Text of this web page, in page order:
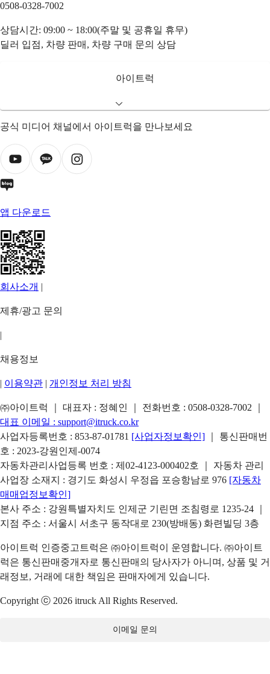
0508-0328-7002
상담시간: 09:00 ~ 18:00(주말 및 공휴일 휴무)
딜러 입점, 차량 판매, 차량 구매 문의 상담
아이트럭
공식 미디어 채널에서 아이트럭을 만나보세요
앱 다운로드
회사소개 |
제휴/광고 문의
|
채용정보
| 이용약관 | 개인정보 처리 방침
㈜아이트럭 ｜ 대표자 : 정혜인 ｜ 전화번호 : 0508-0328-7002
대표 이메일 : support@itruck.co.kr
사업자등록번호 : 853-87-01781 [사업자정보확인]
｜ 통신판매번
호 : 2023-강원인제-0074
자동차관리사업등록 번호 : 제02-4123-000402호 ｜ 자동차 관리
사업장 소재지 : 경기도 화성시 우정읍 포승항남로 976 [자동차
매매업정보확인]
본사 주소 : 강원특별자치도 인제군 기린면 조침령로 1235-24 ｜
지점 주소 : 서울시 서초구 동작대로 230(방배동) 화련빌딩 3층
아이트럭 인증중고트럭은 ㈜아이트럭이 운영합니다. ㈜아이트
럭은 통신판매중개자로 통신판매의 당사자가 아니며, 상품 및 거
래정보, 거래에 대한 책임은 판매자에게 있습니다.
Copyright ⓒ 2026 itruck All Rights Reserved.
이메일 문의